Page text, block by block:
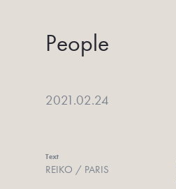
People
2021.02.24
Text
REIKO / PARIS